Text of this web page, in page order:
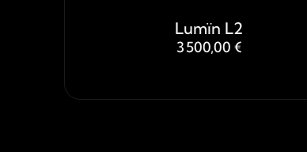
Lumïn L2
3 500,00 €